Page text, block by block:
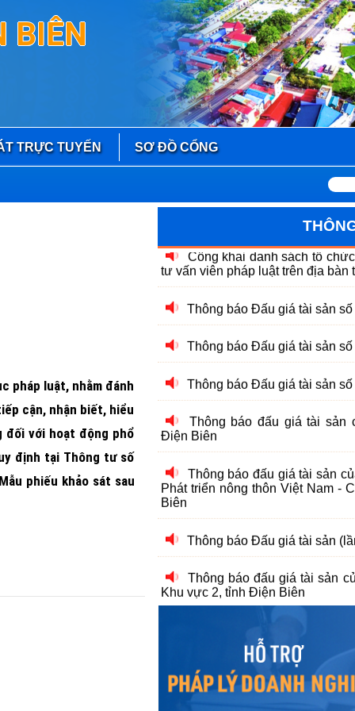
BIÊN
TRỰC TUYẾN SƠ ĐỒ CỔNG
pháp luật, nhằm đánh
cận, nhận biết, hiểu
đối với hoạt động phổ
định tại Thông tư số
phiếu khảo sát sau
Thông báo về việc lựa chọn
Công khai danh sách tổ
tư vấn viên pháp luật trên địa
Thông báo Đấu giá tài sản
Điện Biên
Thông báo đấu giá tài sản
Phát triển nông thôn Việt Nam -
Biên
Thông báo Đấu giá tài sản
Khu vực 2, tỉnh Điện Biên
Thông báo Danh sách và
xét tuyển viên chức (vòng 2)
nâng phụ cấp thâm niên vượt
pháp tỉnh Điện Biên
Thông báo Về việc tuyển